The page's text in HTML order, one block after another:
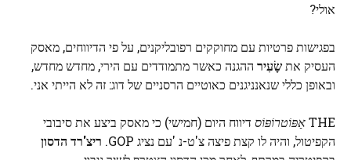
אולי?
בפגישות פרטיות עם מחוקקים רפובליקנים, על פי הדיווחים, מאסק
העסיק אתשָׂעִיר ההגנה כאשר מתמודדים עם הירי, מחדש מחדש,
ובאופן כללי שנאנניגנים כאוטיים הרסניים של דוג: זה לא הייתי אני.
THEאַפּוֹטרוֹפּוֹס דיווח היום (חמישי) כי מאסק ביצע את סיבובי
הקפיטול, והיה לו קצת פיצה צ'ט-נ 'עם נציג GOP.
ריצ'רד הדסון